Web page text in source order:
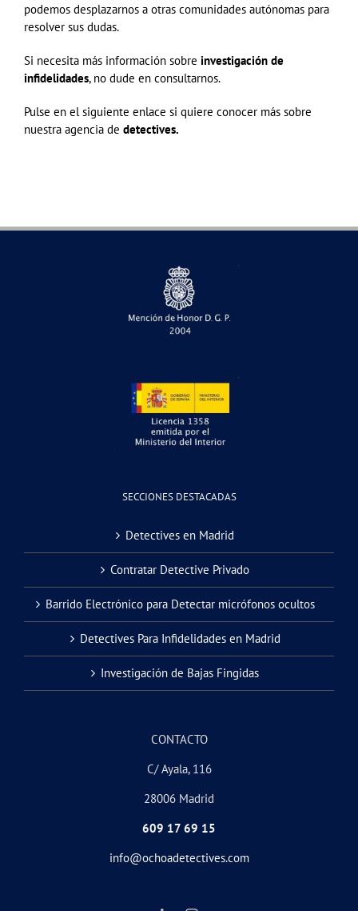
podemos desplazarnos a otras comunidades autónomas para
resolver sus dudas.
Si necesita más información sobre investigación de
infidelidades, no dude en consultarnos.
Pulse en el siguiente enlace si quiere conocer más sobre
nuestra agencia de detectives.
SECCIONES DESTACADAS
Detectives en Madrid
Contratar Detective Privado
Barrido Electrónico para Detectar micrófonos ocultos
Detectives Para Infidelidades en Madrid
Investigación de Bajas Fingidas
CONTACTO
C/ Ayala, 116
28006 Madrid
609 17 69 15
info@ochoadetectives.com